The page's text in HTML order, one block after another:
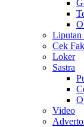
Liputan
Cek
Loker
Sastra
Video